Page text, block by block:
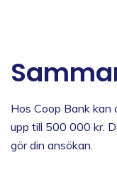
Hos Coop Bank
upp till 500 000 kr.
gör din ansökan.